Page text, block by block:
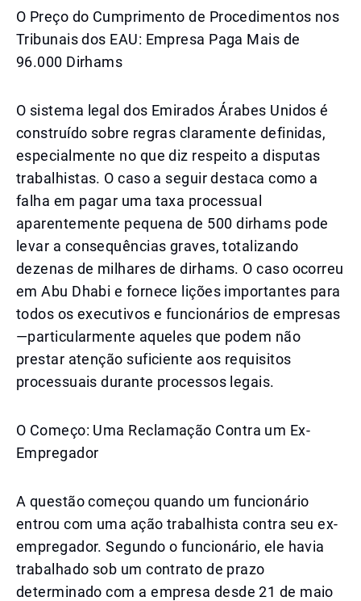
O Preço do Cumprimento de Procedimentos nos
Tribunais dos EAU: Empresa Paga Mais de
96.000 Dirhams
O sistema legal dos Emirados Árabes Unidos é
construído sobre regras claramente definidas,
especialmente no que diz respeito a disputas
trabalhistas. O caso a seguir destaca como a
falha em pagar uma taxa processual
aparentemente pequena de 500 dirhams pode
levar a consequências graves, totalizando
dezenas de milhares de dirhams. O caso ocorreu
em Abu Dhabi e fornece lições importantes para
todos os executivos e funcionários de empresas
—particularmente aqueles que podem não
prestar atenção suficiente aos requisitos
processuais durante processos legais.
O Começo: Uma Reclamação Contra um Ex-
Empregador
A questão começou quando um funcionário
entrou com uma ação trabalhista contra seu ex-
empregador. Segundo o funcionário, ele havia
trabalhado sob um contrato de prazo
determinado com a empresa desde 21 de maio